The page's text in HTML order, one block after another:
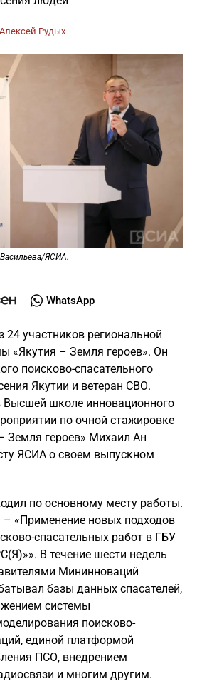
Алексей Рудых
ЯСИА.
WhatsApp
участников региональной
«Якутия – Земля героев». Он
поисково-спасательного
Якутии и ветеран СВО.
Высшей школе инновационного
по очной стажировке
Земля героев» Михаил Ан
ЯСИА о своем выпускном
по основному месту работы.
– «Применение новых подходов
спасательных работ в ГБУ
В течение шести недель
Мининноваций
базы данных спасателей,
системы
поисково-
единой платформой
ПСО, внедрением
и многим другим.